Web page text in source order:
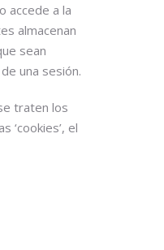
accede a la
almacenan
sean
una sesión.
traten los
‘cookies’, el